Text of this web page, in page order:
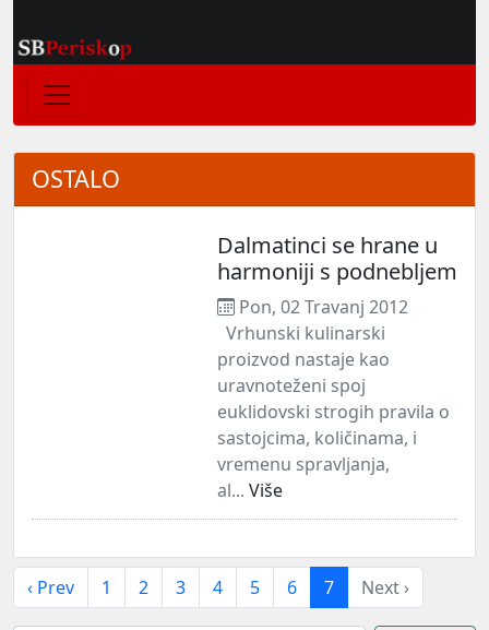
OSTALO
Dalmatinci se hrane u
harmoniji s podnebljem
Pon, 02 Travanj 2012
Vrhunski kulinarski
proizvod nastaje kao
uravnoteženi spoj
euklidovski strogih pravila o
sastojcima, količinama, i
vremenu spravljanja,
al... Više
‹ Prev 1 2 3 4 5 6 7 Next ›